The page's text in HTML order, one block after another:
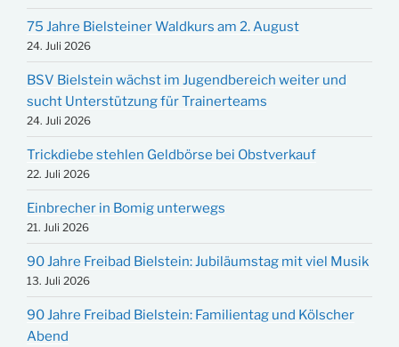
75 Jahre Bielsteiner Waldkurs am 2. August
24. Juli 2026
BSV Bielstein wächst im Jugendbereich weiter und
sucht Unterstützung für Trainerteams
24. Juli 2026
Trickdiebe stehlen Geldbörse bei Obstverkauf
22. Juli 2026
Einbrecher in Bomig unterwegs
21. Juli 2026
90 Jahre Freibad Bielstein: Jubiläumstag mit viel Musik
13. Juli 2026
90 Jahre Freibad Bielstein: Familientag und Kölscher
Abend